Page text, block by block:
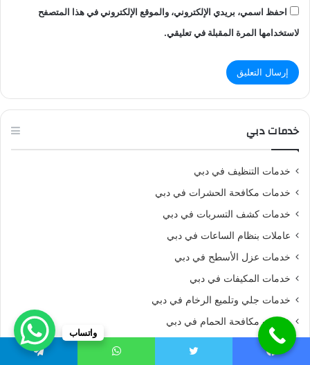
احفظ اسمي، بريدي الإلكتروني، والموقع الإلكتروني في هذا المتصفح
لاستخدامها المرة المقبلة في تعليقي.
خدمات دبي
خدمات التنظيف في دبي
خدمات مكافحة الحشرات في دبي
خدمات كشف التسربات في دبي
عاملات بنظام الساعات في دبي
خدمات عزل الأسطح في دبي
خدمات المكيفات في دبي
خدمات جلي وتلميع الرخام في دبي
خدمات مكافحة الحمام في دبي
تنظيف وصيانة المسابح في دبي
واتساب